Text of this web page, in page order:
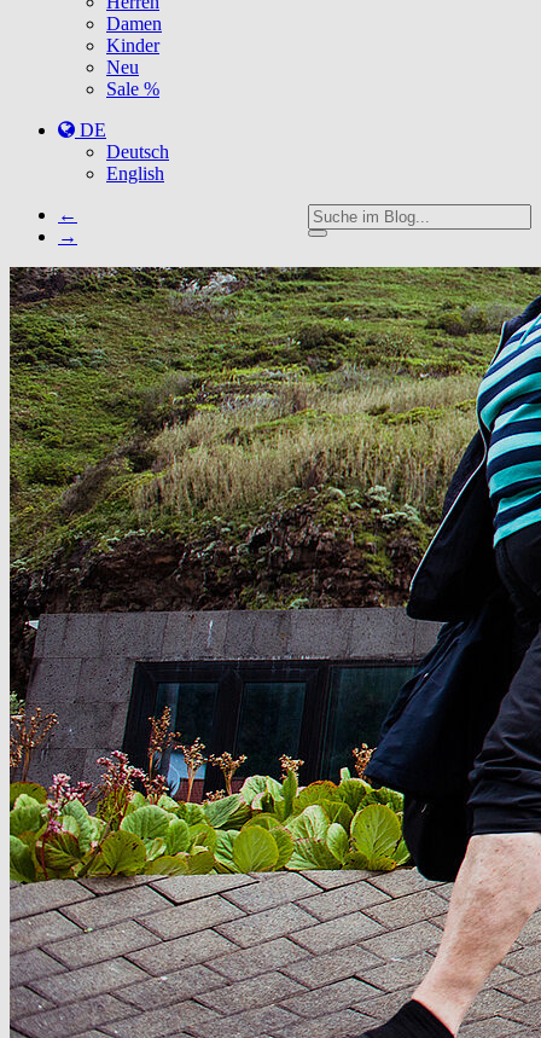
Damen
Kinder
Neu
Sale %
DE
Deutsch
English
←
→